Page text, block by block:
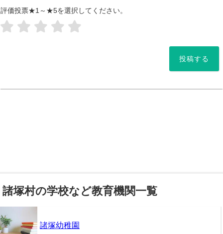
評価投票★1～★5を選択してください。
諸塚村の学校など教育機関一覧
諸塚幼稚園